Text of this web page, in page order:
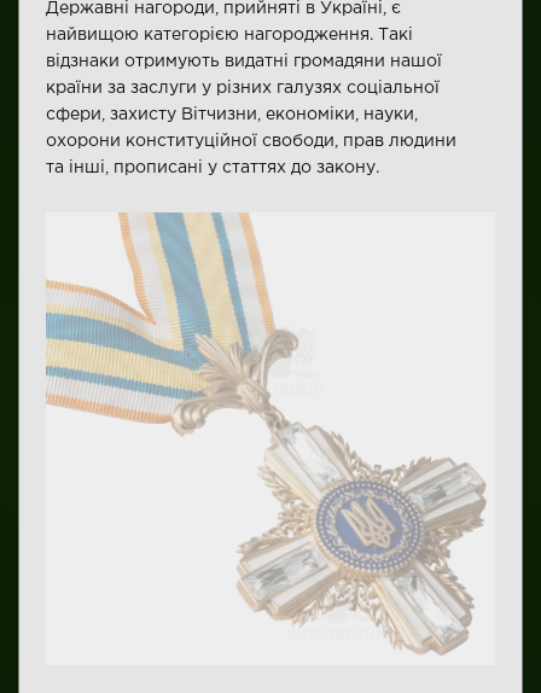
Державні нагороди, прийняті в Україні, є
найвищою категорією нагородження. Такі
відзнаки отримують видатні громадяни нашої
країни за заслуги у різних галузях соціальної
сфери, захисту Вітчизни, економіки, науки,
охорони конституційної свободи, прав людини
та інші, прописані у статтях до закону.